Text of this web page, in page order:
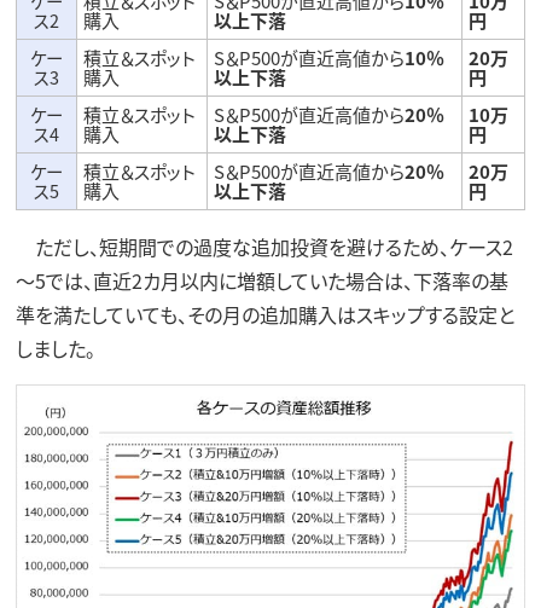
ス2 購入 以上下落
円
ケー
ス3
積立＆スポット
購入
S＆P500が直近高値から10％
以上下落
20万
円
ケー
ス4
積立＆スポット
購入
S＆P500が直近高値から20％
以上下落
10万
円
ケー
ス5
積立＆スポット
購入
S＆P500が直近高値から20％
以上下落
20万
円
ただし、短期間での過度な追加投資を避けるため、ケース2
～5では、直近2カ月以内に増額していた場合は、下落率の基
準を満たしていても、その月の追加購入はスキップする設定と
しました。